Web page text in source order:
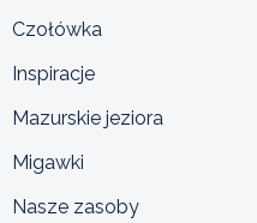
Czołówka
Inspiracje
Mazurskie jeziora
Migawki
Nasze zasoby